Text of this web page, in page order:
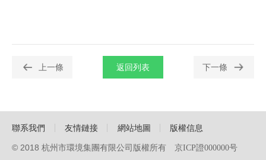
上一條 下一條
返回列表
聯系我們 友情鏈接 網站地圖 版權信息
© 2018 杭州市環境集團有限公司版權所有 京ICP證000000号